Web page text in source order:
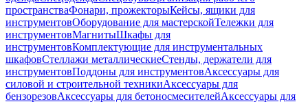
пространстваФонари, прожекторыКейсы, ящики для
инструментовОборудование для мастерскойТележки для
инструментовМагнитыШкафы для
инструментовКомплектующие для инструментальных
шкафовСтеллажи металлическиеСтенды, держатели для
инструментовПоддоны для инструментовАксессуары для
силовой и строительной техникиАксессуары для
бензорезовАксессуары для бетоносмесителейАксессуары для